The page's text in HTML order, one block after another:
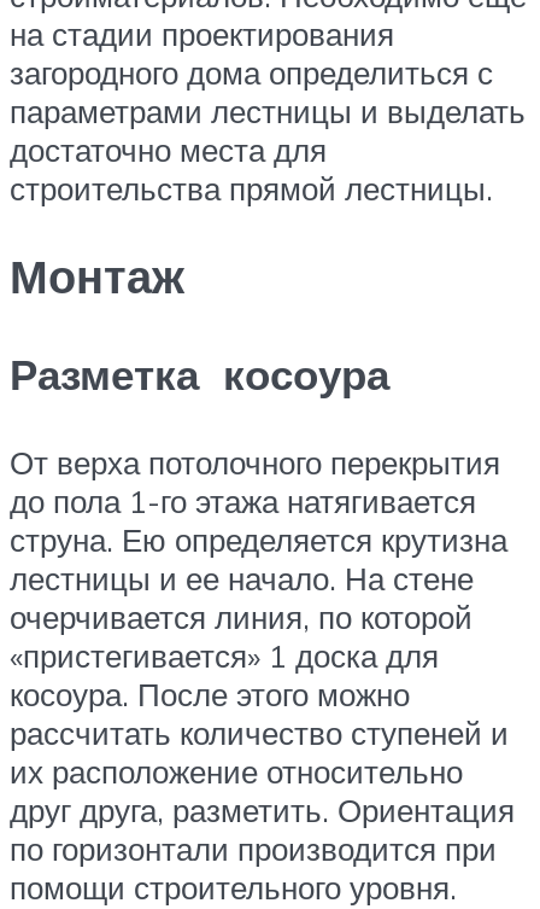
на стадии проектирования
загородного дома определиться с
параметрами лестницы и выделать
достаточно места для
строительства прямой лестницы.
Монтаж
Разметка косоура
От верха потолочного перекрытия
до пола 1-го этажа натягивается
струна. Ею определяется крутизна
лестницы и ее начало. На стене
очерчивается линия, по которой
«пристегивается» 1 доска для
косоура. После этого можно
рассчитать количество ступеней и
их расположение относительно
друг друга, разметить. Ориентация
по горизонтали производится при
помощи строительного уровня.